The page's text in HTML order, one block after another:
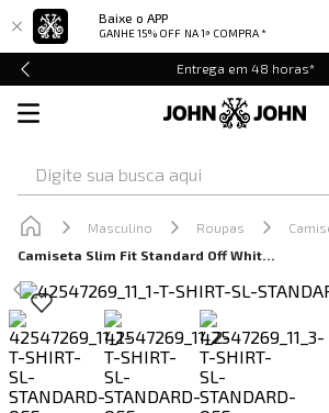
Baixe o APP
GANHE 15% OFF NA 1ª COMPRA *
Entrega em 48 horas*
Masculino Roupas
Camiseta Slim Fit Standard Off White John John Masculina